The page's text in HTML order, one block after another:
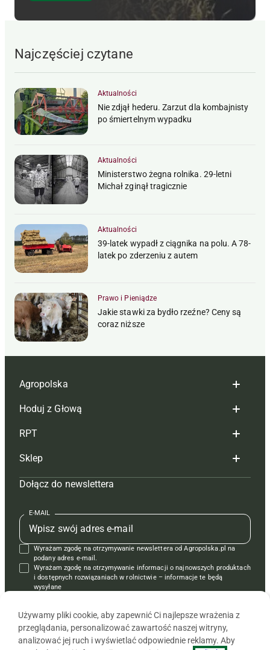
Najczęściej czytane
Aktualności
Nie zdjął hederu. Zarzut dla kombajnisty
po śmiertelnym wypadku
Aktualności
Ministerstwo żegna rolnika. 29-letni
Michał zginął tragicznie
Aktualności
39-latek wypadł z ciągnika na polu. A 78-
latek po zderzeniu z autem
Prawo i Pieniądze
Jakie stawki za bydło rzeźne? Ceny są
coraz niższe
Agropolska
Redakcja
Reklama
Tagi
Mapa serwisu
Kontakt
Regulamin
Polityka prywatności
Hoduj z Głową
Hoduj z głową bydło
Hoduj z głową świnie
Prenumerata
Redakcja
Kontakt
Reklama
RPT
Redakcja
Prenumerata
Reklama
Kontakt
Krzyżówki
Sklep
Czasopisma i prenumerata
Książki
Regulamin
Dołącz do newslettera
E-MAIL
Wyrażam zgodę na otrzymywanie newslettera od Agropolska.pl na
podany adres e-mail.
Wyrażam zgodę na otrzymywanie informacji o najnowszych produktach
i dostępnych rozwiązaniach w rolnictwie – informacje te będą
wysyłane
Używamy pliki cookie, aby zapewnić Ci najlepsze wrażenia z
przeglądania, personalizować zawartość naszej witryny,
analizować jej ruch i wyświetlać odpowiednie reklamy. Aby